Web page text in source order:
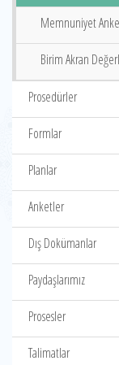
Memnuniyet
Birim Akran
Prosedürler
Formlar
Planlar
Anketler
Dış Dokümanlar
Paydaşlarımız
Prosesler
Talimatlar